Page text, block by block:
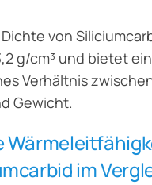
von
g/cm³ und bietet ein
Verhältnis
Gewicht.
im